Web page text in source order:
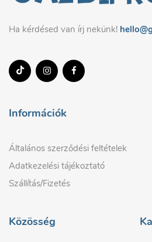
Ha kérdésed van írj nekünk!
Információk
Általános szerződési feltételek
Adatkezelési tájékoztató
Szállítás/Fizetés
Közösség